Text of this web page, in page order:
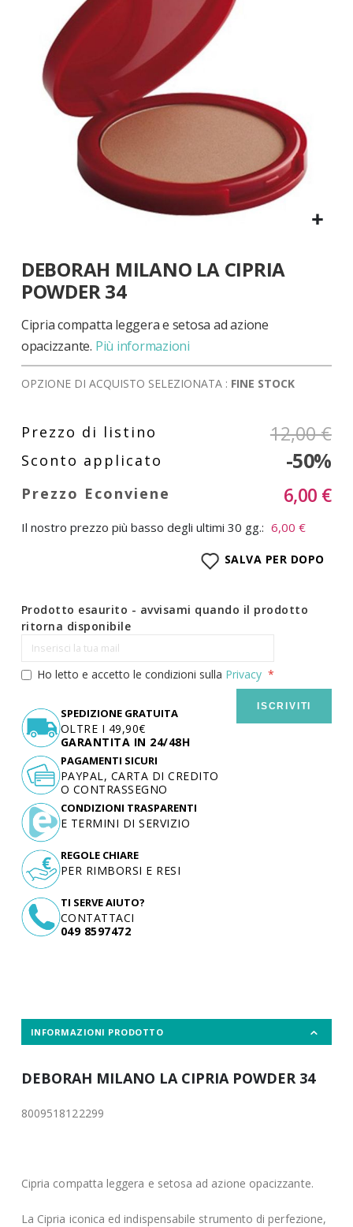
immagini
all'inizio
della
galleria
di
immagini
DEBORAH MILANO LA CIPRIA
POWDER 34
Cipria compatta leggera e setosa ad azione
opacizzante. Più informazioni
OPZIONE DI ACQUISTO SELEZIONATA : FINE STOCK
12,00 €
-50%
6,00 €
Il nostro prezzo più basso degli ultimi 30 gg.: 6,00 €
SALVA PER DOPO
Prodotto esaurito - avvisami quando il prodotto
ritorna disponibile
Ho letto e accetto le condizioni sulla Privacy
ISCRIVITI
SPEDIZIONE GRATUITA
OLTRE I 49,90€
GARANTITA IN 24/48H
TI SERVE AIUTO?
CONTATTACI
049 8597472
PAGAMENTI SICURI
PAYPAL, CARTA DI CREDITO
O CONTRASSEGNO
CONDIZIONI TRASPARENTI
E TERMINI DI SERVIZIO
REGOLE CHIARE
PER RIMBORSI E RESI
INFORMAZIONI PRODOTTO
DEBORAH MILANO LA CIPRIA POWDER 34
8009518122299
Cipria compatta leggera e setosa ad azione opacizzante.
La Cipria iconica ed indispensabile strumento di perfezione,